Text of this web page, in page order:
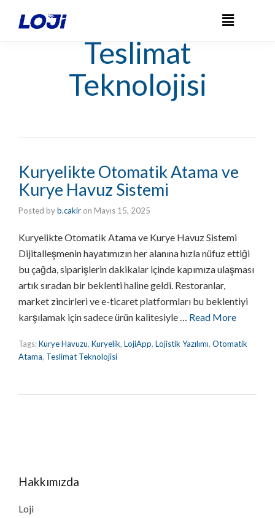
Teslimat
Teknolojisi
Kuryelikte Otomatik Atama ve
Kurye Havuz Sistemi
Posted byb.cakir on Mayıs 15, 2025
Kuryelikte Otomatik Atama ve Kurye Havuz Sistemi
Dijitalleşmenin hayatımızın her alanına hızla nüfuz ettiği
bu çağda, siparişlerin dakikalar içinde kapımıza ulaşması
artık sıradan bir beklenti haline geldi. Restoranlar,
market zincirleri ve e-ticaret platformları bu beklentiyi
karşılamak için sadece ürün kalitesiyle … Read More
Tags:Kurye Havuzu, Kuryelik, LojiApp, Lojistik Yazılımı, Otomatik
Atama, Teslimat Teknolojisi
Hakkımızda
Loji